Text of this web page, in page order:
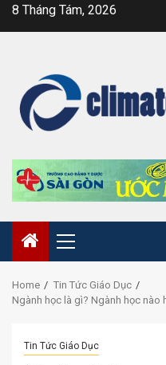
Skip8 Tháng Tám, 2026
Primary
Menu
Home
Tin Tức Giáo Dục
Ngành học là gì? Ngành học nào
Tin Tức Giáo Dục